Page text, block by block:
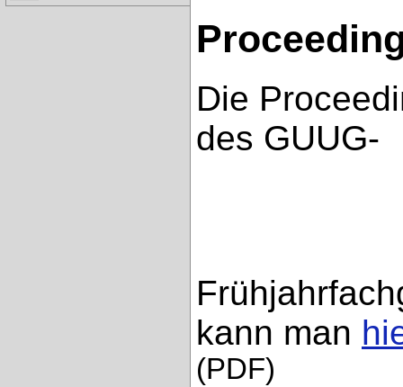
Die
des GUUG-
kann man
(PDF)